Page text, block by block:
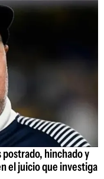
postrado, hinchado y
el juicio que investiga